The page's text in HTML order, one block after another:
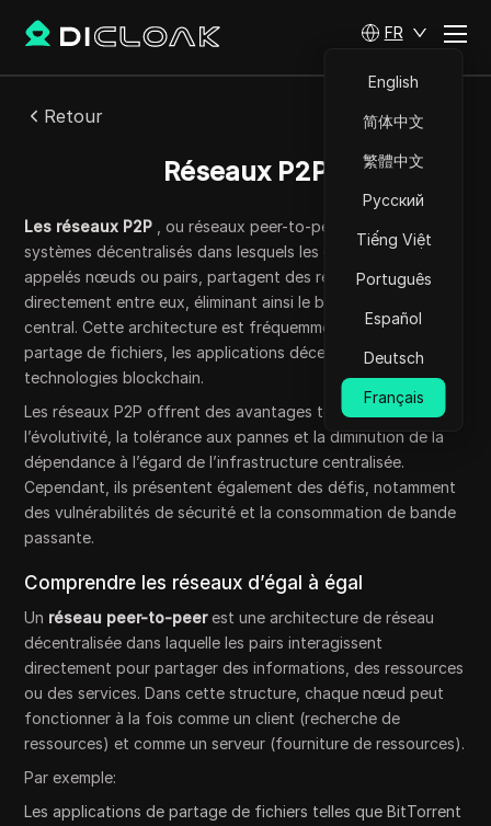
FR
English
简体中文
繁體中文
Русский
Tiếng Việt
Português
Español
Deutsch
Français
Retour
Réseaux P2P
Les réseaux P2P
, ou réseaux peer-to-peer, sont des
systèmes décentralisés dans lesquels les ordinateurs,
appelés nœuds ou pairs, partagent des ressources
directement entre eux, éliminant ainsi le besoin d’un serveur
central. Cette architecture est fréquemment utilisée pour le
partage de fichiers, les applications décentralisées et les
technologies blockchain.
Les réseaux P2P offrent des avantages tels que
l’évolutivité, la tolérance aux pannes et la diminution de la
dépendance à l’égard de l’infrastructure centralisée.
Cependant, ils présentent également des défis, notamment
des vulnérabilités de sécurité et la consommation de bande
passante.
Comprendre les réseaux d’égal à égal
Un réseau peer-to-peerest une architecture de réseau
décentralisée dans laquelle les pairs interagissent
directement pour partager des informations, des ressources
ou des services. Dans cette structure, chaque nœud peut
fonctionner à la fois comme un client (recherche de
ressources) et comme un serveur (fourniture de ressources).
Par exemple:
Les applications de partage de fichiers telles que BitTorrent